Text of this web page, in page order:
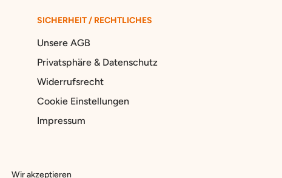
SICHERHEIT / RECHTLICHES
Unsere AGB
Privatsphäre & Datenschutz
Widerrufsrecht
Cookie Einstellungen
Impressum
Wir akzeptieren